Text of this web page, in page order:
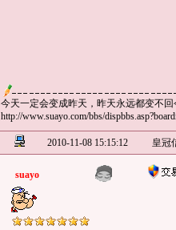
今天一定会变成昨天，昨天永远都变不回
http://www.suayo.com/bbs/
2010-11-08 15:15:12 皇冠
suayo